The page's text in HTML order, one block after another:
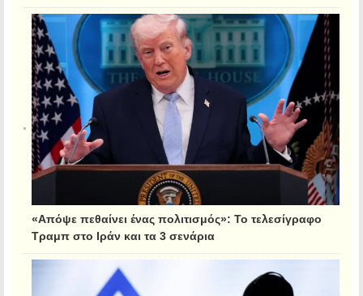
«Απόψε πεθαίνει ένας πολιτισμός»: Το τελεσίγραφο
Τραμπ στο Ιράν και τα 3 σενάρια